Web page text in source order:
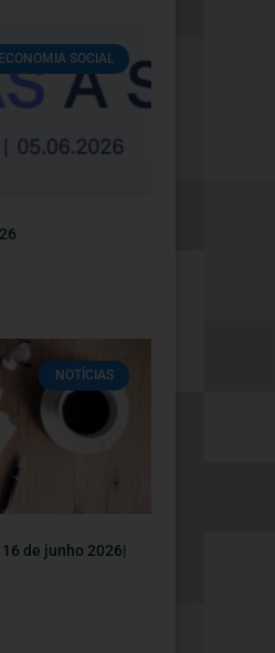
SOCIAL
NOTÍCIAS
de junho 2026|